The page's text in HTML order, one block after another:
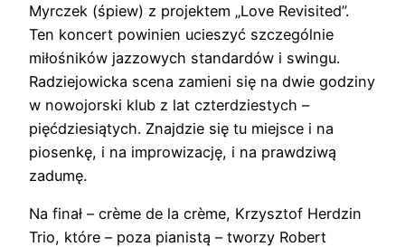
Myrczek (śpiew) z projektem „Love Revisited”.
Ten koncert powinien ucieszyć szczególnie
miłośników jazzowych standardów i swingu.
Radziejowicka scena zamieni się na dwie godziny
w nowojorski klub z lat czterdziestych –
pięćdziesiątych. Znajdzie się tu miejsce i na
piosenkę, i na improwizację, i na prawdziwą
zadumę.
Na finał – crème de la crème, Krzysztof Herdzin
Trio, które – poza pianistą – tworzy Robert